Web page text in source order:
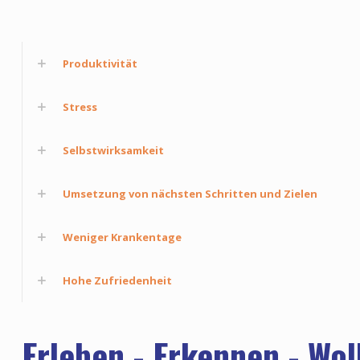
Produktivität
Stress
Selbstwirksamkeit
Umsetzung von nächsten Schritten und Zielen
Weniger Krankentage
Hohe Zufriedenheit